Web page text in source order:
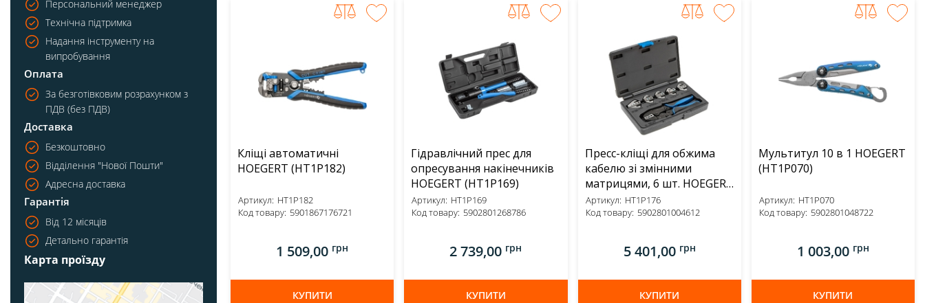
Персональний менеджер
Технічна підтримка
Надання інструменту на
випробування
Оплата
За безготівковим розрахунком з
ПДВ (без ПДВ)
Доставка
Безкоштовно
Відділення "Нової Пошти"
Адресна доставка
Гарантія
Від 12 місяців
Детально гарантія
Карта проїзду
Кліщі автоматичні
HOEGERT (HT1P182)
Артикул: HT1P182
Код товару: 5901867176721
1 509,00 грн
КУПИТИ
Гідравлічний прес для
опресування накінечників
HOEGERT (HT1P169)
Артикул: HT1P169
Код товару: 5902801268786
2 739,00 грн
КУПИТИ
Пресс-кліщі для обжима
кабелю зі змінними
матрицями, 6 шт. HOEGERT
(HT1P176)
Артикул: HT1P176
Код товару: 5902801004612
5 401,00 грн
КУПИТИ
Мультитул 10 в 1 HOEGERT
(HT1P070)
Артикул: HT1P070
Код товару: 5902801048722
1 003,00 грн
КУПИТИ